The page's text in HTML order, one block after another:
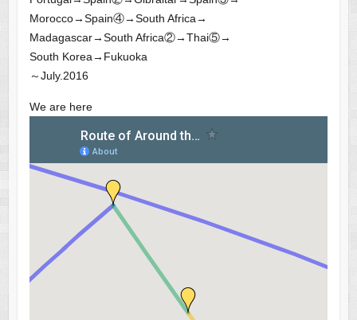
Morocco→Spain④→South Africa→
Madagascar→South Africa②→Thai⑤→
South Korea→Fukuoka
～July.2016
We are here